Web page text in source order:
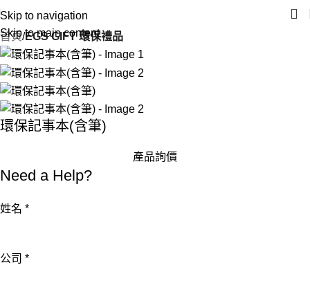
Skip to navigation
Skip to main content
首頁 EGS GIFT 環保禮品
環保記事本(含筆)
產品詢價
Need a Help?
姓名 *
公司 *